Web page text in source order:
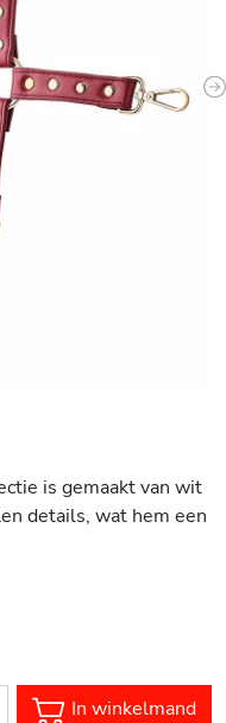
is gemaakt van wit
details, wat hem een
In winkelmand